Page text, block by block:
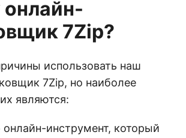
7Zip?
использовать наш
7Zip, но наиболее
являются:
онлайн-инструмент, который